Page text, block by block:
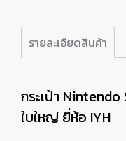
รายละเอียดสินค้า
กระเป๋า
ใบใหญ่ ยี่ห้อ IYH